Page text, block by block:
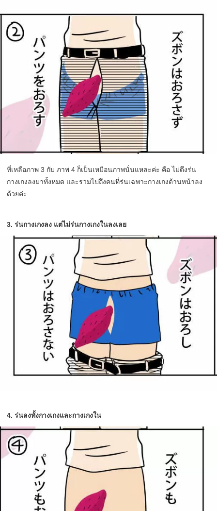
ที่เหลือภาพ 3 กับ ภาพ 4 ก็เป็นเหมือนภาพนั่นแหละค่ะ คือ ไม่ดึงร่น
กางเกงลงมาทั้งหมด และรวมไปถึงคนที่ร่นเฉพาะกางเกงด้านหน้าลง
ด้วยค่ะ
3. ร่นกางเกงลง แต่ไม่ร่นกางเกงในลงเลย
4. ร่นลงทั้งกางเกงและกางเกงใน